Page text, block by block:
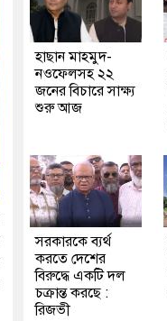
হাছান মাহমুদ-
নওফেলসহ ২২
জনের বিচারে সাক্ষ্য
শুরু আজ
সরকারকে ব্যর্থ
করতে দেশের
বিরুদ্ধে একটি দল
চক্রান্ত করছে :
রিজভী